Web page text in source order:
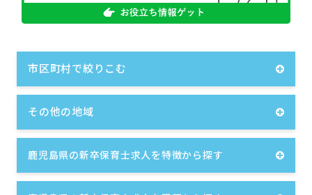
市区町村で絞りこむ
その他の地域
鹿児島県の新卒保育士求人を特徴から探す